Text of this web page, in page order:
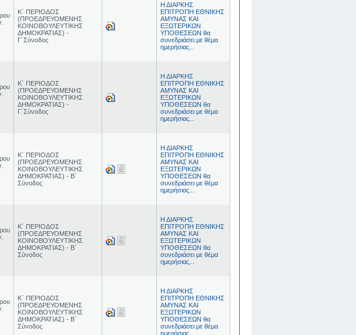
Κ΄ ΠΕΡΙΟΔΟΣ
(ΠΡΟΕΔΡΕΥΟΜΕΝΗΣ
ΚΟΙΝΟΒΟΥΛΕΥΤΙΚΗΣ
ΔΗΜΟΚΡΑΤΙΑΣ) -
Γ΄Σύνοδος
Η ΔΙΑΡΚΗΣ
ΕΠΙΤΡΟΠΗ ΕΘΝΙΚΗΣ
ΑΜΥΝΑΣ ΚΑΙ
ΕΞΩΤΕΡΙΚΩΝ
ΥΠΟΘΕΣΕΩΝ θα
συνεδριάσει με θέμα
ημερήσιας...
Κ΄ ΠΕΡΙΟΔΟΣ
(ΠΡΟΕΔΡΕΥΟΜΕΝΗΣ
ΚΟΙΝΟΒΟΥΛΕΥΤΙΚΗΣ
ΔΗΜΟΚΡΑΤΙΑΣ) -
Γ΄Σύνοδος
Η ΔΙΑΡΚΗΣ
ΕΠΙΤΡΟΠΗ ΕΘΝΙΚΗΣ
ΑΜΥΝΑΣ ΚΑΙ
ΕΞΩΤΕΡΙΚΩΝ
ΥΠΟΘΕΣΕΩΝ θα
συνεδριάσει με θέμα
ημερήσιας...
Κ΄ ΠΕΡΙΟΔΟΣ
(ΠΡΟΕΔΡΕΥΟΜΕΝΗΣ
ΚΟΙΝΟΒΟΥΛΕΥΤΙΚΗΣ
ΔΗΜΟΚΡΑΤΙΑΣ) - Β΄
Σύνοδος
Η ΔΙΑΡΚΗΣ
ΕΠΙΤΡΟΠΗ ΕΘΝΙΚΗΣ
ΑΜΥΝΑΣ ΚΑΙ
ΕΞΩΤΕΡΙΚΩΝ
ΥΠΟΘΕΣΕΩΝ θα
συνεδριάσει με θέμα
ημερήσιας...
Κ΄ ΠΕΡΙΟΔΟΣ
(ΠΡΟΕΔΡΕΥΟΜΕΝΗΣ
ΚΟΙΝΟΒΟΥΛΕΥΤΙΚΗΣ
ΔΗΜΟΚΡΑΤΙΑΣ) - Β΄
Σύνοδος
Η ΔΙΑΡΚΗΣ
ΕΠΙΤΡΟΠΗ ΕΘΝΙΚΗΣ
ΑΜΥΝΑΣ ΚΑΙ
ΕΞΩΤΕΡΙΚΩΝ
ΥΠΟΘΕΣΕΩΝ θα
συνεδριάσει με θέμα
ημερήσιας...
Κ΄ ΠΕΡΙΟΔΟΣ
(ΠΡΟΕΔΡΕΥΟΜΕΝΗΣ
ΚΟΙΝΟΒΟΥΛΕΥΤΙΚΗΣ
ΔΗΜΟΚΡΑΤΙΑΣ) - Β΄
Σύνοδος
Η ΔΙΑΡΚΗΣ
ΕΠΙΤΡΟΠΗ ΕΘΝΙΚΗΣ
ΑΜΥΝΑΣ ΚΑΙ
ΕΞΩΤΕΡΙΚΩΝ
ΥΠΟΘΕΣΕΩΝ θα
συνεδριάσει με θέμα
ημερήσιας...